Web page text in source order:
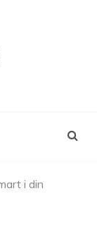
i din